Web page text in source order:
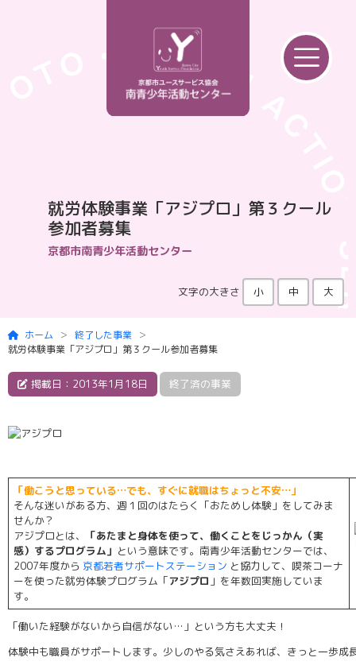
就労体験事業「アジプロ」第３クール
参加者募集
京都市南青少年活動センター
文字の大きさ 小 中 大
ホーム
終了した事業
就労体験事業「アジプロ」第３クール参加者募集
掲載日：2013年1月18日 終了済の事業
「働こうと思っている…でも、すぐに就職はちょっと不安…」
そんな迷いがある方、週１回のはたらく「おためし体験」をしてみま
せんか？
アジプロとは、
「あたまと身体を使って、働くことをじっかん（実
感）するプログラム」 という意味です。南青少年活動センターでは、
2007年度から 京都若者サポートステーション と協力して、喫茶コーナ
ーを使った就労体験プログラム「アジプロ 」を年数回実施していま
す。
「働いた経験がないから自信がない…」という方も大丈夫！
体験中も職員がサポートします。少しのやる気さえあれば、きっと一歩成